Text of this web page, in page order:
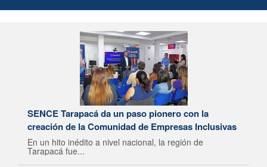
SENCE Tarapacá da un paso pionero con la
creación de la Comunidad de Empresas Inclusivas
En un hito inédito a nivel nacional, la región de
Tarapacá fue...